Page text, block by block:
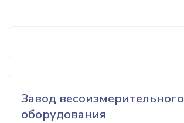
Завод весоизмерительного
оборудования